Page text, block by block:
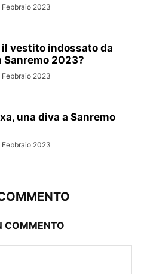
Febbraio 2023
il vestito indossato da
Sanremo 2023?
Febbraio 2023
una diva a Sanremo
Febbraio 2023
COMMENTO